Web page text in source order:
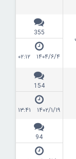
355
۱۴۰۴/۶/۴ ۰۲:۱۲
154
۱۴۰۲/۱/۱۹ ۱۳:۴۱
94